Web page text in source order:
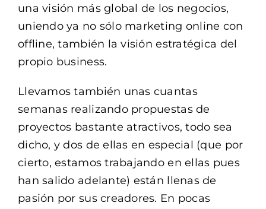
una visión más global de los negocios,
uniendo ya no sólo marketing online con
offline, también la visión estratégica del
propio business.
Llevamos también unas cuantas
semanas realizando propuestas de
proyectos bastante atractivos, todo sea
dicho, y dos de ellas en especial (que por
cierto, estamos trabajando en ellas pues
han salido adelante) están llenas de
pasión por sus creadores. En pocas